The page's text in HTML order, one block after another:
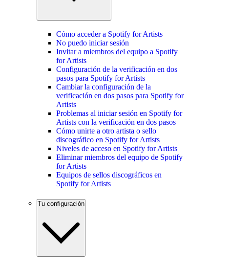
Cómo acceder a Spotify for Artists
No puedo iniciar sesión
Invitar a miembros del equipo a Spotify
for Artists
Configuración de la verificación en dos
pasos para Spotify for Artists
Cambiar la configuración de la
verificación en dos pasos para Spotify for
Artists
Problemas al iniciar sesión en Spotify for
Artists con la verificación en dos pasos
Cómo unirte a otro artista o sello
discográfico en Spotify for Artists
Niveles de acceso en Spotify for Artists
Eliminar miembros del equipo de Spotify
for Artists
Equipos de sellos discográficos en
Spotify for Artists
Tu configuración